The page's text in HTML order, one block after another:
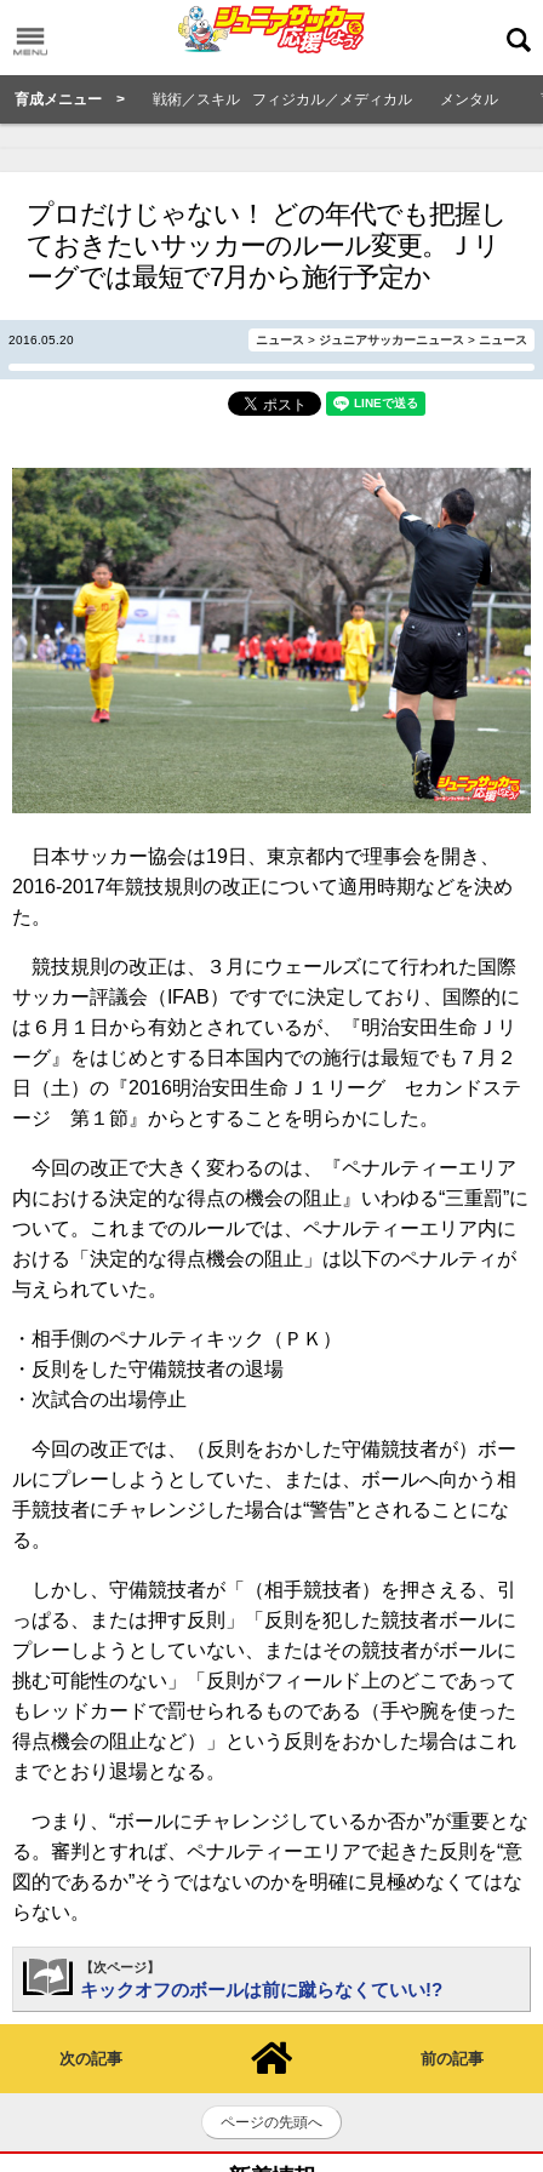
育成メニュー > 戦術／スキル フィジカル／メディカル メンタル
プロだけじゃない！ どの年代でも把握し
ておきたいサッカーのルール変更。Ｊリ
ーグでは最短で7月から施行予定か
2016.05.20 ニュース > ジュニアサッカーニュース > ニュース
日本サッカー協会は19日、東京都内で理事会を開き、
2016-2017年競技規則の改正について適用時期などを決め
た。
競技規則の改正は、３月にウェールズにて行われた国際
サッカー評議会（IFAB）ですでに決定しており、国際的に
は６月１日から有効とされているが、『明治安田生命Ｊリ
ーグ』をはじめとする日本国内での施行は最短でも７月２
日（土）の『2016明治安田生命Ｊ１リーグ セカンドステ
ージ 第１節』からとすることを明らかにした。
今回の改正で大きく変わるのは、『ペナルティーエリア
内における決定的な得点の機会の阻止』いわゆる“三重罰”に
ついて。これまでのルールでは、ペナルティーエリア内に
おける「決定的な得点機会の阻止」は以下のペナルティが
与えられていた。
・相手側のペナルティキック（ＰＫ）
・反則をした守備競技者の退場
・次試合の出場停止
今回の改正では、（反則をおかした守備競技者が）ボー
ルにプレーしようとしていた、または、ボールへ向かう相
手競技者にチャレンジした場合は“警告”とされることにな
る。
しかし、守備競技者が「（相手競技者）を押さえる、引
っぱる、または押す反則」「反則を犯した競技者ボールに
プレーしようとしていない、またはその競技者がボールに
挑む可能性のない」「反則がフィールド上のどこであって
もレッドカードで罰せられるものである（手や腕を使った
得点機会の阻止など）」という反則をおかした場合はこれ
までとおり退場となる。
つまり、“ボールにチャレンジしているか否か”が重要とな
る。審判とすれば、ペナルティーエリアで起きた反則を“意
図的であるか”そうではないのかを明確に見極めなくてはな
らない。
【次ページ】
キックオフのボールは前に蹴らなくていい!?
次の記事 前の記事
ページの先頭へ